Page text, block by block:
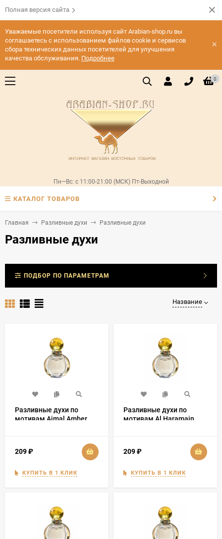
Полная версия сайта
Уважаемые посетители используя сайт Arabian-shop.ru вы
соглашаетесь с использованием файлов cookie и сервисов
сбора технических данных посетителей для улучшения
качества обслуживания. Подробнее
×
0
Пн—Вс: с 11:00-21:00 (МСК) Пт-Выходной
КАТАЛОГ ТОВАРОВ
Главная Разливные духи Разливные духи
Разливные духи
ПОДБОР ПО ПАРАМЕТРАМ
Название
Разливные духи по
мотивам Ajmal Amber
209₽
КУПИТЬ В 1 КЛИК
Разливные духи по
мотивам Al Haramain
209₽
КУПИТЬ В 1 КЛИК